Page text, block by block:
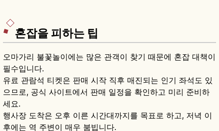
혼잡을 피하는 팁
오마가리 불꽃놀이에는 많은 관객이 찾기 때문에 혼잡 대책이
필수입니다.
유료 관람석 티켓은 판매 시작 직후 매진되는 인기 좌석도 있
으므로, 공식 사이트에서 판매 일정을 확인하고 미리 준비하
세요.
행사장 도착은 오후 이른 시간대까지를 목표로 하고, 저녁 이
후에는 역 주변이 매우 붐빕니다.